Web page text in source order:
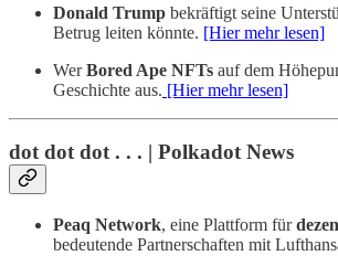
Donald Trump bekräftigt seine
Betrug leiten könnte. [Hier mehr lesen]
WerBored Ape NFTs auf dem
Geschichte aus. [Hier mehr lesen]
dot dot dot . . . | Polkadot News
Peaq Network, eine Plattform für
bedeutende Partnerschaften mit